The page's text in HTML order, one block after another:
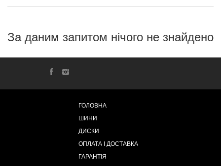
За даним запитом нічого не знайдено
ГОЛОВНА
ШИНИ
ДИСКИ
ОПЛАТА І ДОСТАВКА
ГАРАНТІЯ